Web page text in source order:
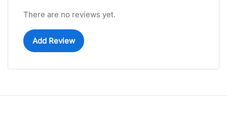
There are no reviews yet.
Add Review